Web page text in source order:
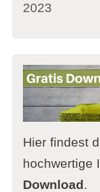
2023
Hier findest
hochwertige
Download.